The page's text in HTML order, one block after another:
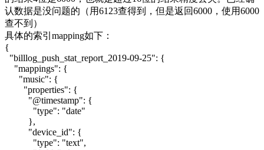
认数据是没问题的（用6123查得到，但是返回6000，使用6000
查不到）
具体的索引mapping如下：
{
"billlog_push_stat_report_2019-09-25": {
"mappings": {
"music": {
"properties": {
"@timestamp": {
"type": "date"
},
"device_id": {
"type": "text",